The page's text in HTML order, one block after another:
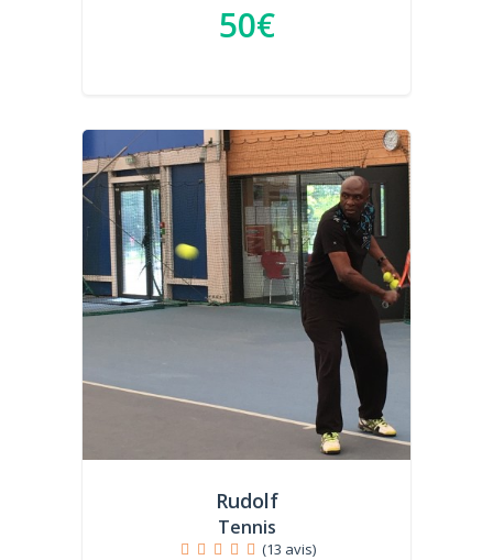
50€
Rudolf
Tennis
(13 avis)